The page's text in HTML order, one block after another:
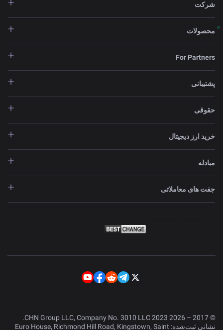
شرکت
محصولات
For Partners
پشتیبانی
حقوقی
خرید ارز دیجیتال
مبادله
جفت های معاملاتی
© 2017 – 2026 CHN Group LLC, Company No. 3010 LLC 2023.
نشانی ثبت‌شده: Euro House, Richmond Hill Road, Kingstown, Saint